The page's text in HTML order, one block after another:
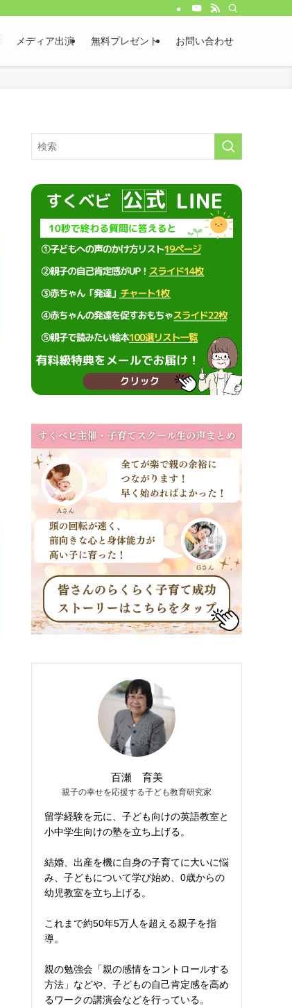
メディア出演 無料プレゼント お問い合わせ
百瀬 育美
親子の幸せを応援する子ども教育研究家
留学経験を元に、子ども向けの英語教室と
小中学生向けの塾を立ち上げる。
結婚、出産を機に自身の子育てに大いに悩
み、子どもについて学び始め、0歳からの
幼児教室を立ち上げる。
これまで約50年5万人を超える親子を指
導。
親の勉強会「親の感情をコントロールする
方法」などや、子どもの自己肯定感を高め
るワークの講演会などを行っている。